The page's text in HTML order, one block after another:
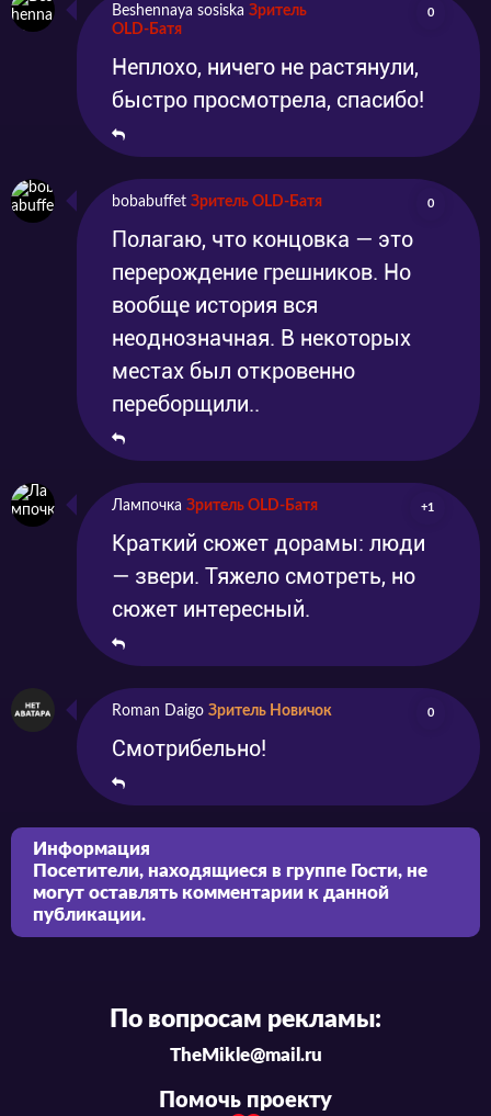
Beshennaya sosiska Зритель
OLD-Батя
0
Неплохо, ничего не растянули,
быстро просмотрела, спасибо!
bobabuffet Зритель OLD-Батя 0
Полагаю, что концовка — это
перерождение грешников. Но
вообще история вся
неоднозначная. В некоторых
местах был откровенно
переборщили..
Лампочка Зритель OLD-Батя +1
Краткий сюжет дорамы: люди
— звери. Тяжело смотреть, но
сюжет интересный.
Roman Daigo Зритель Новичок 0
Смотрибельно!
Информация
Посетители, находящиеся в группе Гости, не
могут оставлять комментарии к данной
публикации.
По вопросам рекламы:
TheMikle@mail.ru
Помочь проекту